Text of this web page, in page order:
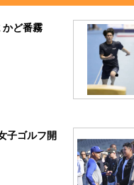
かど番霧
子ゴルフ開